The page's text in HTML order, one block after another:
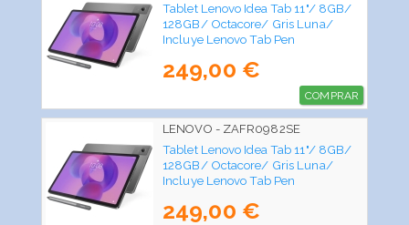
Tablet Lenovo Idea Tab 11"/ 8GB/
128GB/ Octacore/ Gris Luna/
Incluye Lenovo Tab Pen
249,00 €
COMPRAR
LENOVO - ZAFR0982SE
Tablet Lenovo Idea Tab 11"/ 8GB/
128GB/ Octacore/ Gris Luna/
Incluye Lenovo Tab Pen
249,00 €